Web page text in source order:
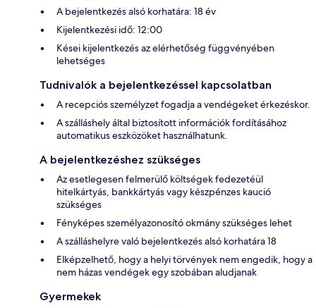
A bejelentkezés alsó korhatára: 18 év
Kijelentkezési idő: 12:00
Kései kijelentkezés az elérhetőség függvényében
lehetséges
Tudnivalók a bejelentkezéssel kapcsolatban
A recepciós személyzet fogadja a vendégeket érkezéskor.
A szálláshely által biztosított információk fordításához
automatikus eszközöket használhatunk.
A bejelentkezéshez szükséges
Az esetlegesen felmerülő költségek fedezetéül
hitelkártyás, bankkártyás vagy készpénzes kaució
szükséges
Fényképes személyazonosító okmány szükséges lehet
A szálláshelyre való bejelentkezés alsó korhatára 18
Elképzelhető, hogy a helyi törvények nem engedik, hogy a
nem házas vendégek egy szobában aludjanak
Gyermekek